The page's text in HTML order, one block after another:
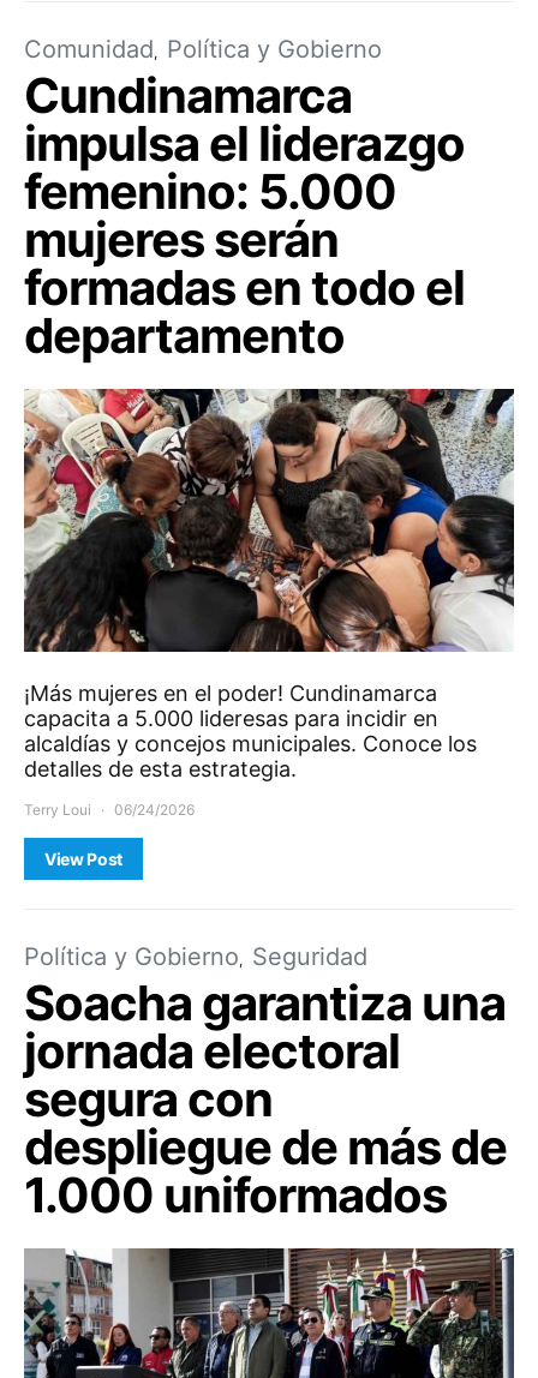
Comunidad Política y Gobierno
Cundinamarca
impulsa el liderazgo
femenino: 5.000
mujeres serán
formadas en todo el
departamento
¡Más mujeres en el poder! Cundinamarca
capacita a 5.000 lideresas para incidir en
alcaldías y concejos municipales. Conoce los
detalles de esta estrategia.
Terry Loui 06/24/2026
View Post
Política y Gobierno Seguridad
Soacha garantiza una
jornada electoral
segura con
despliegue de más de
1.000 uniformados